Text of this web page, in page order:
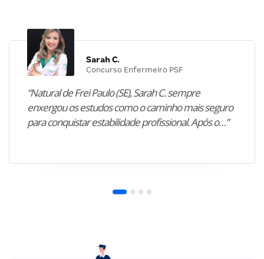
Sarah C.
Concurso Enfermeiro PSF
“Natural de Frei Paulo (SE), Sarah C. sempre
enxergou os estudos como o caminho mais seguro
para conquistar estabilidade profissional. Após o…”